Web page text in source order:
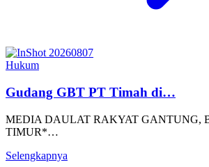
Hukum
Gudang GBT PT Timah di…
MEDIA DAULAT RAKYAT GANTUNG,
TIMUR*…
Selengkapnya